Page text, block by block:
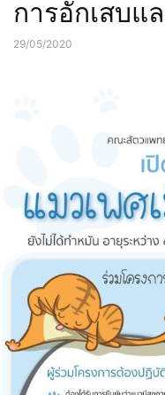
การอักเสบแ
29/05/2020